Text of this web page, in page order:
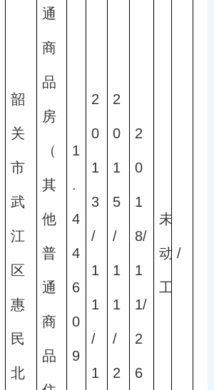
韶
关
市
武
江
区
惠
民
北
通
商
品
房
（
其
他
普
通
商
品
1
.
4
4
6
0
9
2
0
1
3
/
1
1
/
1
2
0
1
5
/
1
1
/
2
2
0
1
8/
1
1/
2
6
未
动
工
/